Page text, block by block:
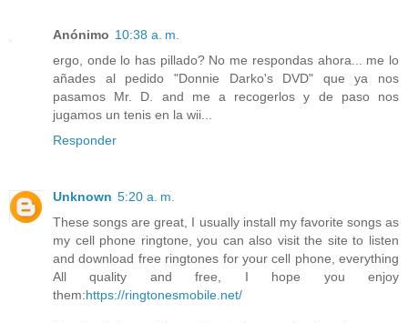
Anónimo 10:38 a. m.
ergo, onde lo has pillado? No me respondas ahora... me lo
añades al pedido "Donnie Darko's DVD" que ya nos
pasamos Mr. D. and me a recogerlos y de paso nos
jugamos un tenis en la wii...
Responder
Unknown 5:20 a. m.
These songs are great, I usually install my favorite songs as
my cell phone ringtone, you can also visit the site to listen
and download free ringtones for your cell phone, everything
All quality and free, I hope you enjoy
them:https://ringtonesmobile.net/